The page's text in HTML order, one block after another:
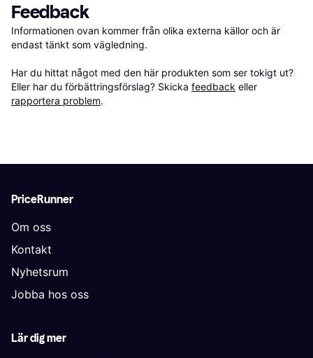
Feedback
Informationen ovan kommer från olika externa källor och är
endast tänkt som vägledning.
Har du hittat något med den här produkten som ser tokigt ut?
Eller har du förbättringsförslag? Skicka feedback eller
rapportera problem.
PriceRunner
Om oss
Kontakt
Nyhetsrum
Jobba hos oss
Lär dig mer